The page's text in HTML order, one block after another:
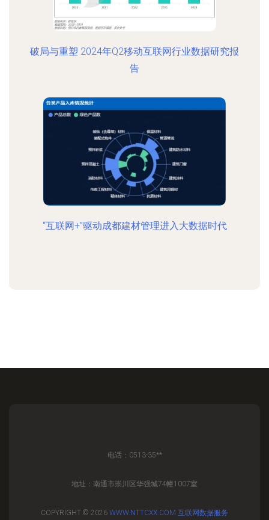
破局与重塑 2024年Q2移动互联网行业数据研究报
告
“互联网+”驱动成都建材管理进入大数据时代
电话：0513-35**
地址：南通市崇川区华强城74幢1007室
COPYRIGHT © 2026 WWW.NTTCXX.COM 互联网数据服务